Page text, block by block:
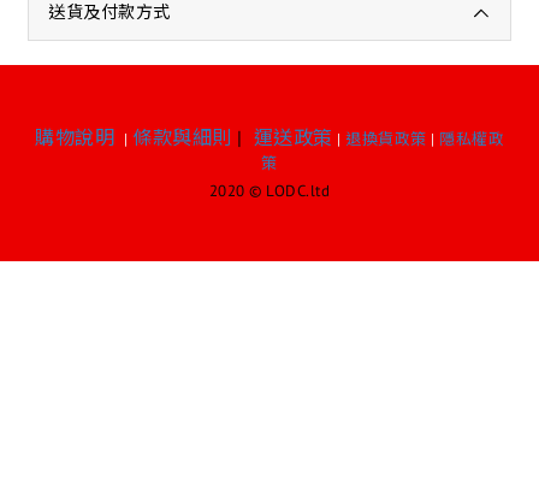
送貨及付款方式
購物說明 | 條款與細則 | 運送政策 | 退換貨政策 | 隱私權政
策
2020 © LODC.ltd